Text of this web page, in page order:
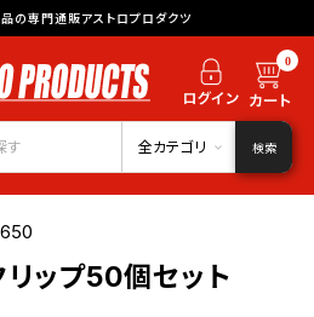
の専門通販アストロプロダクツ
0
全カテゴリ 検索
リップ50個セット